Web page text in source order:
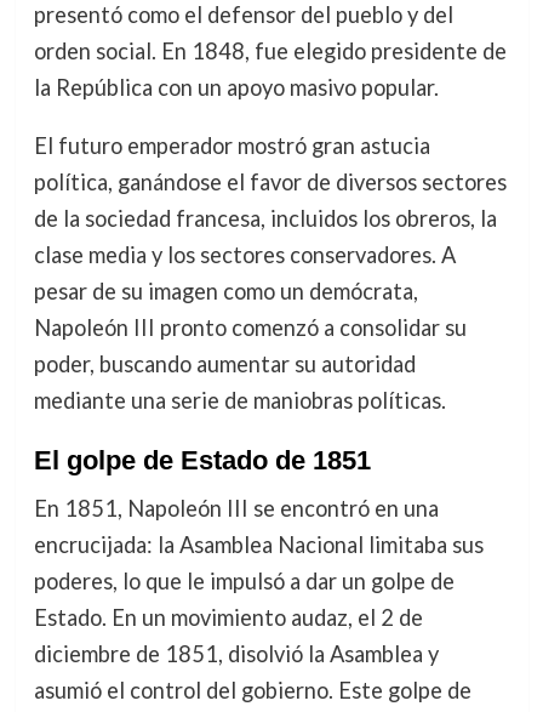
presentó como el defensor del pueblo y del
orden social. En 1848, fue elegido presidente de
la República con un apoyo masivo popular.
El futuro emperador mostró gran astucia
política, ganándose el favor de diversos sectores
de la sociedad francesa, incluidos los obreros, la
clase media y los sectores conservadores. A
pesar de su imagen como un demócrata,
Napoleón III pronto comenzó a consolidar su
poder, buscando aumentar su autoridad
mediante una serie de maniobras políticas.
El golpe de Estado de 1851
En 1851, Napoleón III se encontró en una
encrucijada: la Asamblea Nacional limitaba sus
poderes, lo que le impulsó a dar un golpe de
Estado. En un movimiento audaz, el 2 de
diciembre de 1851, disolvió la Asamblea y
asumió el control del gobierno. Este golpe de